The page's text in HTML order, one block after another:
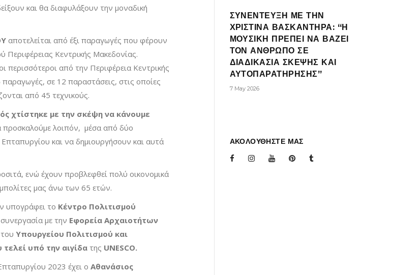
και θα διαφυλάξουν την μοναδική
αποτελείται από έξι παραγωγές που φέρουν
Κεντρικής Μακεδονίας.
περισσότεροι από την Περιφέρεια Κεντρικής
σε 12 παραστάσεις, στις οποίες
από 45 τεχνικούς.
χτίστηκε με την σκέψη να κάνουμε
προσκαλούμε λοιπόν, μέσα από δύο
και να δημιουργήσουν και αυτά
ενώ έχουν προβλεφθεί πολύ οικονομικά
μας άνω των 65 ετών.
υπογράφει το Κέντρο Πολιτισμού
με την Εφορεία Αρχαιοτήτων
Υπουργείου Πολιτισμού και
υπό την αιγίδα της UNESCO.
2023 έχει ο Αθανάσιος
ΣΥΝΕΝΤΕΥΞΗ ΜΕ ΤΗΝ
ΧΡΙΣΤΙΝΑ ΒΑΣΚΑΝΤΗΡΑ: “Η
ΜΟΥΣΙΚΗ ΠΡΕΠΕΙ ΝΑ ΒΑΖΕΙ
ΤΟΝ ΑΝΘΡΩΠΟ ΣΕ
ΔΙΑΔΙΚΑΣΙΑ ΣΚΕΨΗΣ ΚΑΙ
ΑΥΤΟΠΑΡΑΤΗΡΗΣΗΣ”
7 May 2026
ΑΚΟΛΟΥΘΗΣΤΕ ΜΑΣ